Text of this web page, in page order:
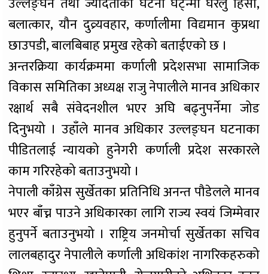
बलात्कार, यौन दुव्र्यवहार, कर्णालीमा विद्यमान कुप्रथा
छाउपडी, बालबिबाह प्रमुख रहेको बताईएको छ ।
अन्तरक्रिया कार्यक्रममा कर्णाली प्रदेशसभा सामाजिक
विकास समितिका अध्यक्ष राजु नेपालीले मानव अधिकार
रक्षार्थ सबै संवेदनशील भएर अघि बढ्नुपर्नेमा जोड
दिनुभयो । उहाँले मानव अधिकार उल्लङ्घन घटनाका
पीडितलाई न्यायको हुनेगरी कर्णाली प्रदेश सरकारले
काम गरिरहेको बताउनुभयो ।
नेपाली काँग्रेस सुर्खेतका प्रतिनिधि अनन्त पौडेलले मानव
भएर बाँच्न पाउने अधिकारका लागि राज्य स्वयं जिम्मेवार
हुनुपर्ने बताउनुभयो । राष्ट्रिय जनमोर्चा सुर्खेतका सचिव
लालबहादुर नेपालीले कर्णाली अधिकांश नागरिकहरुको